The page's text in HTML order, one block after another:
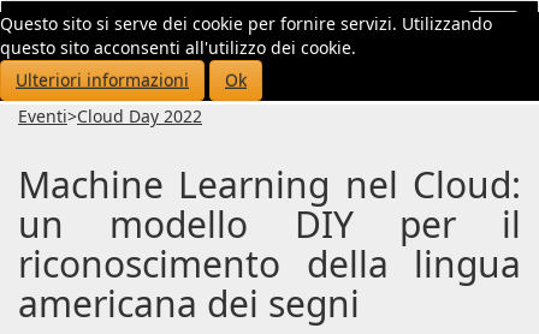
Questo sito si serve dei cookie per fornire servizi. Utilizzando
questo sito acconsenti all'utilizzo dei cookie.
Ulteriori informazioni
Ok
Eventi>Cloud Day 2022
Machine Learning nel Cloud:
un modello DIY per il
riconoscimento della lingua
americana dei segni